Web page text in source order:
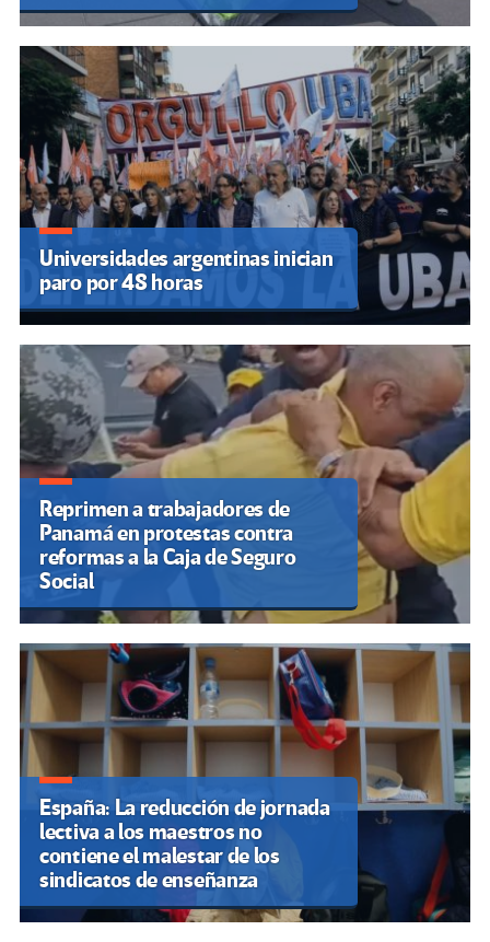
Universidades argentinas inician
paro por 48 horas
Reprimen a trabajadores de
Panamá en protestas contra
reformas a la Caja de Seguro
Social
España: La reducción de jornada
lectiva a los maestros no
contiene el malestar de los
sindicatos de enseñanza